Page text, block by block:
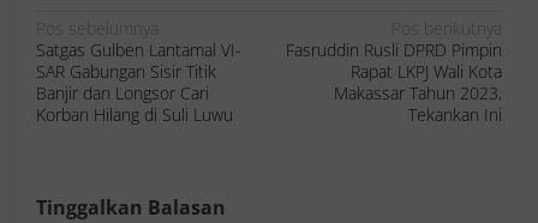
v
i
g
a
s
i
Pos sebelumnya
Satgas Gulben Lantamal VI-
SAR Gabungan Sisir Titik
Banjir dan Longsor Cari
Korban Hilang di Suli Luwu
Pos berikutnya
Fasruddin Rusli DPRD Pimpin
Rapat LKPJ Wali Kota
Makassar Tahun 2023,
Tekankan Ini
Tinggalkan Balasan